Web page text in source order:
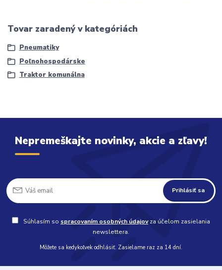
Tovar zaradený v kategóriách
Pneumatiky
Poľnohospodárske
Traktor komunálna
Nepremeškajte novinky, akcie a zľavy!
Prihlásiť sa
Súhlasím so spracovaním osobných údajovza účelom zasielania
newslettera.
Môžete sa kedykoľvek odhlásiť. Zasielame raz za 14 dní.